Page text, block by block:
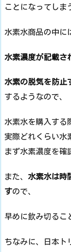
ことになってしま
水素水商品の中に
水素濃度が記載さ
水素の脱気を防止
するようなので、
水素水を購入する
実際どれくらい水
まず水素濃度を確
また、 水素水は時
すので、
早めに飲み切るこ
ちなみに、日本ト